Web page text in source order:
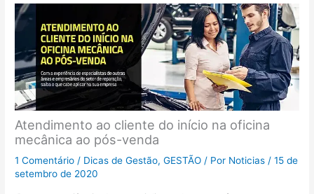
Atendimento ao cliente do início na oficina
mecânica ao pós-venda
1 Comentário / Dicas de Gestão,GESTÃO / Por Noticias /15 de
setembro de 2020